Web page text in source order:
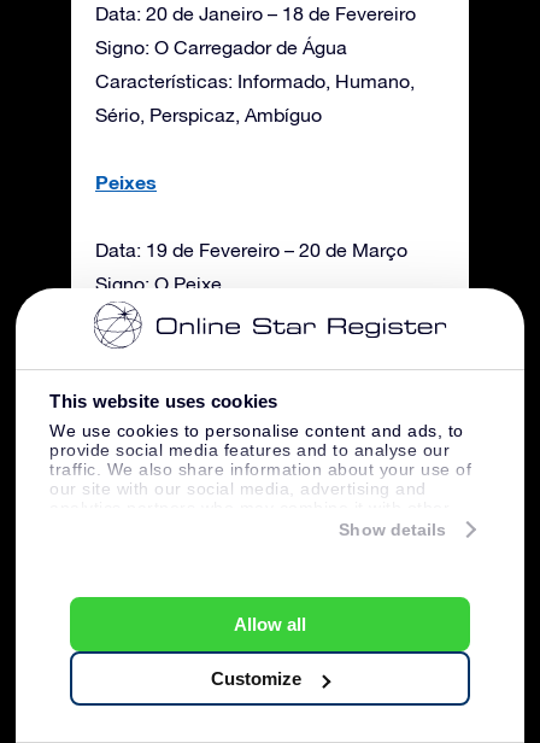
This website uses cookies
We use cookies to personalise content and ads, to
provide social media features and to analyse our
traffic. We also share information about your use of
our site with our social media, advertising and
information that you’ve provided to them or that
Show details
Allow all
Customize
Data: 20 de Janeiro – 18 de Fevereiro
Signo: O Carregador de Água
Características: Informado, Humano,
Sério, Perspicaz, Ambíguo
Peixes
Data: 19 de Fevereiro – 20 de Março
Signo: O Peixe
Características: Flutuante, Profundo,
Imaginativo, Reativo, Indeciso
Créditos de imagem: Pixabay